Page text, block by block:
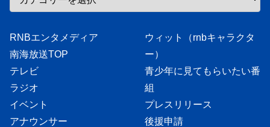
RNBエンタメディア
南海放送TOP
テレビ
ラジオ
イベント
アナウンサー
ウィット（rnbキャラクタ
ー）
青少年に見てもらいたい番
組
プレスリリース
後援申請